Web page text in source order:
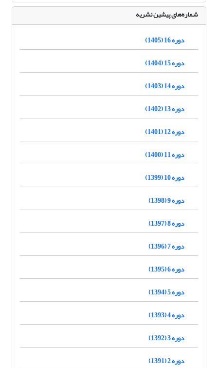
شماره‌های پیشین نشریه
دوره 16 (1405)
دوره 15 (1404)
دوره 14 (1403)
دوره 13 (1402)
دوره 12 (1401)
دوره 11 (1400)
دوره 10 (1399)
دوره 9 (1398)
دوره 8 (1397)
دوره 7 (1396)
دوره 6 (1395)
دوره 5 (1394)
دوره 4 (1393)
دوره 3 (1392)
دوره 2 (1391)